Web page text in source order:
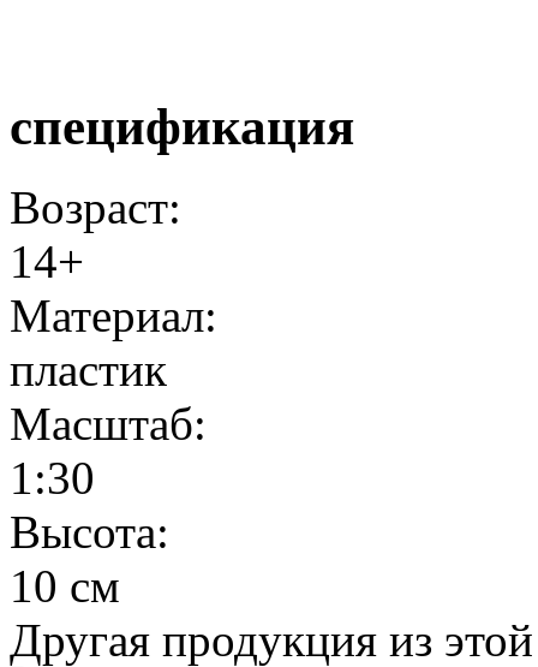
спецификация
Возраст:
14+
Материал:
пластик
Масштаб:
1:30
Высота:
10 см
Другая продукция из